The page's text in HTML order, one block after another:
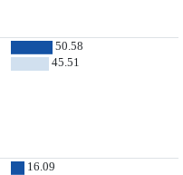
50.58
45.51
16.09